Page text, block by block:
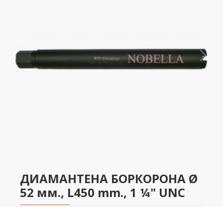
ДИАМАНТЕНА БОРКОРОНА Ø
52 мм., L450 mm., 1 ¼" UNC